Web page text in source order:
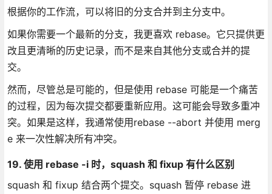
根据你的工作流，可以将旧的分支合并到主分支中。
如果你需要一个最新的分支，我更喜欢 rebase。它只提供更
改且更清晰的历史记录，而不是来自其他分支或合并的提
交。
然而，尽管总是可能的，但是使用 rebase 可能是一个痛苦
的过程，因为每次提交都要重新应用。这可能会导致多重冲
突。如果是这样，我通常使用rebase --abort 并使用 merg
e 来一次性解决所有冲突。
19. 使用 rebase -i 时，squash 和 fixup 有什么区别
squash 和 fixup 结合两个提交。squash 暂停 rebase 进